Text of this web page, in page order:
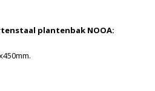
plantenbak NOOA: